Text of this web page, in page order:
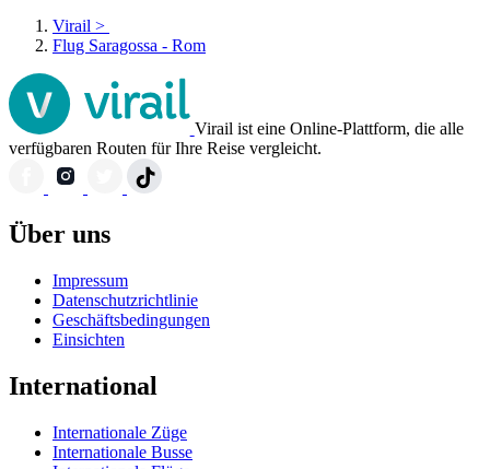
Virail >
Flug Saragossa - Rom
Virail ist eine Online-Plattform, die alle
verfügbaren Routen für Ihre Reise vergleicht.
Über uns
Impressum
Datenschutzrichtlinie
Geschäftsbedingungen
Einsichten
International
Internationale Züge
Internationale Busse